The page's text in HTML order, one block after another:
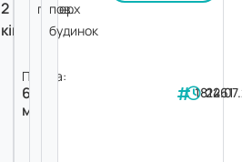
2
кімнати
Площа:
60
м²
поверх
пов.
будинок
181461